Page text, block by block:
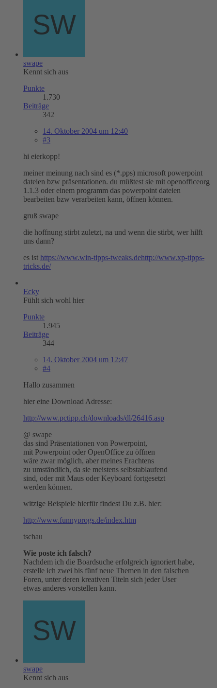
swape
Kennt sich aus
Punkte
1.730
Beiträge
342
14. Oktober 2004 um 12:40
#3
hi eierkopp!
meiner meinung nach sind es (*.pps) microsoft powerpoint
dateien bzw präsentationen. du müßtest sie mit openofficeorg
1.1.3 oder einem programm das powerpoint dateien
bearbeiten bzw verarbeiten kann, öffnen können.
gruß swape
die hoffnung stirbt zuletzt, na und wenn die stirbt, wer hilft
uns dann?
es ist https://www.win-tipps-tweaks.dehttp://www.xp-tipps-
tricks.de/
Ecky
Fühlt sich wohl hier
Punkte
1.945
Beiträge
344
14. Oktober 2004 um 12:47
#4
Hallo zusammen
hier eine Download Adresse:
http://www.pctipp.ch/downloads/dl/26416.asp
@ swape
das sind Präsentationen von Powerpoint,
mit Powerpoint oder OpenOffice zu öffnen
wäre zwar möglich, aber meines Erachtens
zu umständlich, da sie meistens selbstablaufend
sind, oder mit Maus oder Keyboard fortgesetzt
werden können.
witzige Beispiele hierfür findest Du z.B. hier:
http://www.funnyprogs.de/index.htm
tschau
Wie poste ich falsch?
Nachdem ich die Boardsuche erfolgreich ignoriert habe,
erstelle ich zwei bis fünf neue Themen in den falschen
Foren, unter deren kreativen Titeln sich jeder User
etwas anderes vorstellen kann.
swape
Kennt sich aus